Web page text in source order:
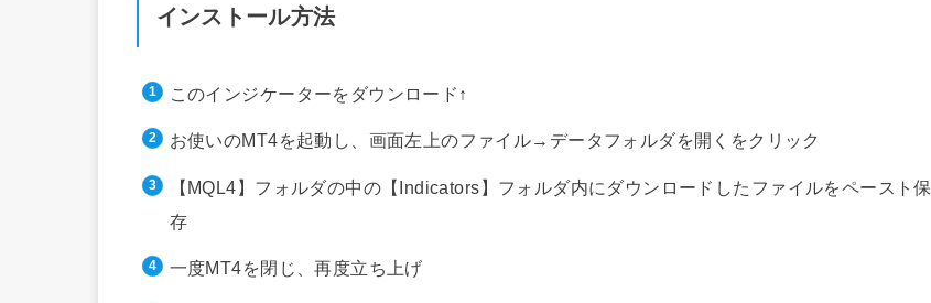
インストール方法
このインジケーターをダウンロード↑
お使いのMT4を起動し、画面左上のファイル→データフォルダを開くをクリック
【MQL4】フォルダの中の【Indicators】フォルダ内にダウンロードしたファイルをペースト保
存
一度MT4を閉じ、再度立ち上げ